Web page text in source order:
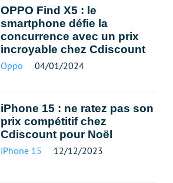
OPPO Find X5 : le
smartphone défie la
concurrence avec un prix
incroyable chez Cdiscount
Oppo 04/01/2024
iPhone 15 : ne ratez pas son
prix compétitif chez
Cdiscount pour Noël
iPhone 15 12/12/2023